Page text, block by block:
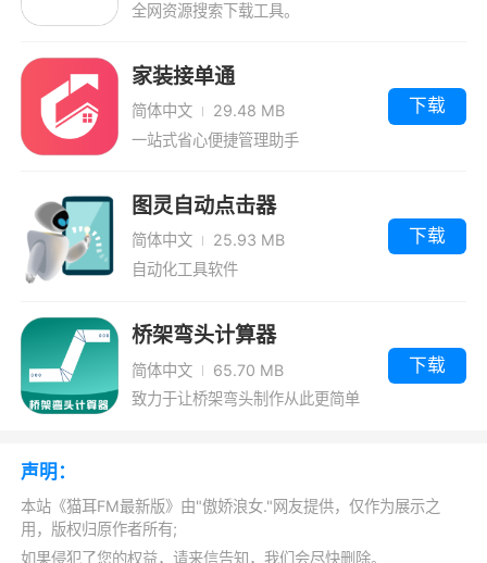
1、音频弹幕互动，听音频也能发弹幕
2、超多顶级声优，为你满足你对声音的幻
3、各种各样的书都可以免费听!很多小说的
内容都很有特色，让你也能有电视剧的震撼感
儿都是有声音剧，熄灯发生关系平躺着渐渐地
听。纯爱、悬疑推理、诡异、美少女、痊愈一应
俱全
小编评价
1、猫耳fm是一款可以让声控沉迷其中，无
法自拔的二次元声音分享站，又称为M站。一切
全网资源搜索下载工具。
家装接单通
简体中文
29.48 MB
一站式省心便捷管理助手
下载
图灵自动点击器
简体中文
25.93 MB
自动化工具软件
下载
桥架弯头计算器
简体中文
65.70 MB
致力于让桥架弯头制作从此更简单
下载
声明：
本站《猫耳FM最新版》由"傲娇浪女."网友提供，仅作为展示之
用，版权归原作者所有;
如果侵犯了您的权益，请来信告知，我们会尽快删除。